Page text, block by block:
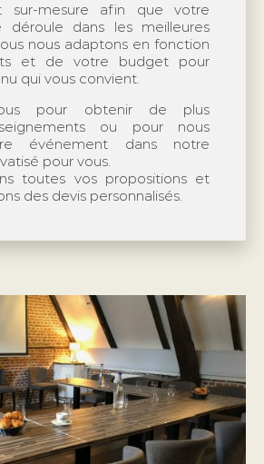
sur-mesure afin que votre
déroule dans les meilleures
nous adaptons en fonction
et de votre budget pour
qui vous convient.
pour obtenir de plus
ou pour nous
événement dans notre
pour vous.
toutes vos propositions et
des devis personnalisés.